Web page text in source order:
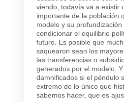
viendo, todavía va a existir
importante de la población
modelo y su profundización
condicionar el equilibrio
futuro. Es posible que
saquearon sean los
las transferencias o
generados por el modelo.
damnificados si el péndulo
extremo de lo único que
sabemos hacer, que es